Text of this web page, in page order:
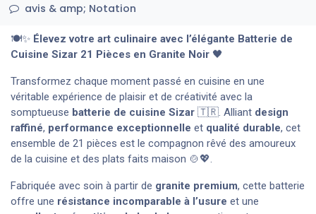
avis & amp; Notation
🍽️✨ Élevez votre art culinaire avec l’élégante Batterie de
Cuisine Sizar 21 Pièces en Granite Noir 🖤
Transformez chaque moment passé en cuisine en une
véritable expérience de plaisir et de créativité avec la
somptueuse batterie de cuisine Sizar 🇹🇷. Alliant design
raffiné, performance exceptionnelle et qualité durable, cet
ensemble de 21 pièces est le compagnon rêvé des amoureux
de la cuisine et des plats faits maison 🍲💖.
Fabriquée avec soin à partir de granite premium, cette batterie
offre une résistance incomparable à l’usure et une